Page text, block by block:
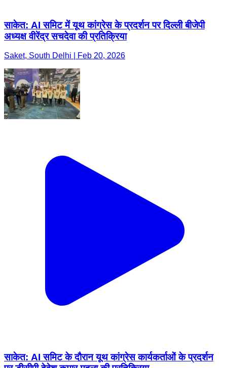
साकेत: AI समिट में यूथ कांग्रेस के प्रदर्शन पर दिल्ली बीजेपी
अध्यक्ष वीरेंद्र सचदेवा की प्रतिक्रिया
Saket, South Delhi | Feb 20, 2026
साकेत: AI समिट के दौरान यूथ कांग्रेस कार्यकर्ताओं के प्रदर्शन